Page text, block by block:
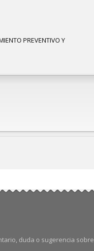
PREVENTIVO Y
duda o sugerencia sobre